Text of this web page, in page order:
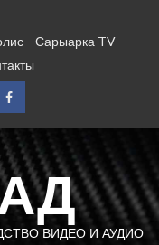
Сарыарка TV
FB2
ВИДЕО И АУДИО